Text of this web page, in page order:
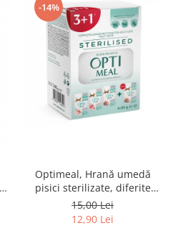
-14%
Optimeal, Hrană umedă
pisici sterilizate, diferite
arome, (3+1), 0.34kg
15,00 Lei
12,90 Lei